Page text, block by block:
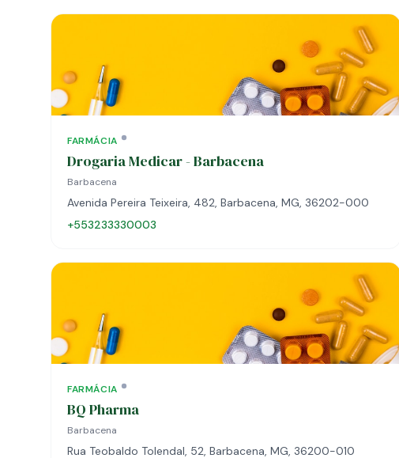
FARMÁCIA
Drogaria Medicar - Barbacena
Barbacena
Avenida Pereira Teixeira, 482, Barbacena, MG, 36202-000
+553233330003
FARMÁCIA
BQ Pharma
Barbacena
Rua Teobaldo Tolendal, 52, Barbacena, MG, 36200-010